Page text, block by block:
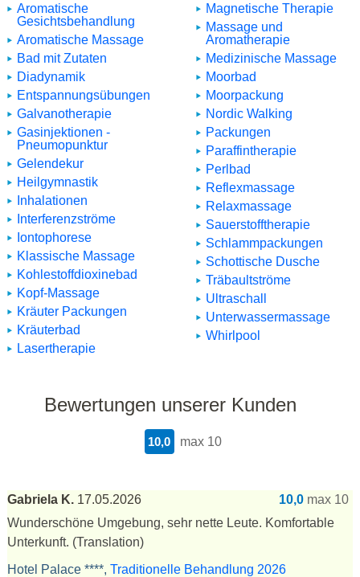
Aromatische
Gesichtsbehandlung
Aromatische Massage
Bad mit Zutaten
Diadynamik
Entspannungsübungen
Galvanotherapie
Gasinjektionen -
Pneumopunktur
Gelendekur
Heilgymnastik
Inhalationen
Interferenzströme
Iontophorese
Klassische Massage
Kohlestoffdioxinebad
Kopf-Massage
Kräuter Packungen
Kräuterbad
Lasertherapie
Magnetische Therapie
Massage und
Aromatherapie
Medizinische Massage
Moorbad
Moorpackung
Nordic Walking
Packungen
Paraffintherapie
Perlbad
Reflexmassage
Relaxmassage
Sauerstofftherapie
Schlammpackungen
Schottische Dusche
Träbaultströme
Ultraschall
Unterwassermassage
Whirlpool
Bewertungen unserer Kunden
max 10
10,0
Gabriela K. 17.05.2026 10,0 max 10
Wunderschöne Umgebung, sehr nette Leute. Komfortable
Unterkunft. (Translation)
Hotel Palace ****, Traditionelle Behandlung 2026